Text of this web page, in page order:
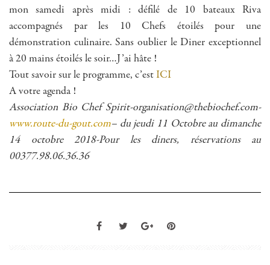
mon samedi après midi : défilé de 10 bateaux Riva
accompagnés par les 10 Chefs étoilés pour une
démonstration culinaire. Sans oublier le Diner exceptionnel
à 20 mains étoilés le soir…J’ai hâte !
Tout savoir sur le programme, c’est ICI
A votre agenda !
Association Bio Chef Spirit-organisation@thebiochef.com-
www.route-du-gout.com– du jeudi 11 Octobre au dimanche
14 octobre 2018-Pour les diners, réservations au
00377.98.06.36.36